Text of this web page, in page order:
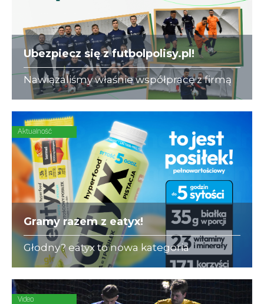
Ubezpiecz się z futbolpolisy.pl!
Nawiązaliśmy właśnie współpracę z firmą
futbolpolisy.pl, która na co dzień zajmuje
się ubezpieczeniami dla piłkarzy-
amatorów.
Aktualność
Gramy razem z eatyx!
Głodny? eatyx to nowa kategoria
Hyperfood®, czyli pełnowartościowych
posiłków w różnych postaciach,
mogących zastąpić dowolne danie w
ciągu dnia
Video